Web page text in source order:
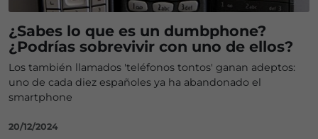
¿Sabes lo que es un dumbphone?
¿Podrías sobrevivir con uno de ellos?
Los también llamados 'teléfonos tontos' ganan adeptos:
uno de cada diez españoles ya ha abandonado el
smartphone
20/12/2024